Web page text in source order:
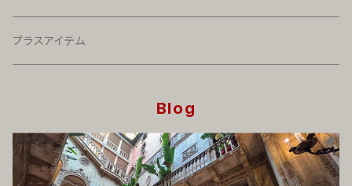
プラスアイテム
Blog